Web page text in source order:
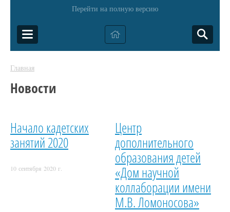
Перейти на полную версию
Главная
Новости
Начало кадетских
занятий 2020
10 сентября 2020 г.
Центр
дополнительного
образования детей
«Дом научной
коллаборации имени
М.В. Ломоносова»